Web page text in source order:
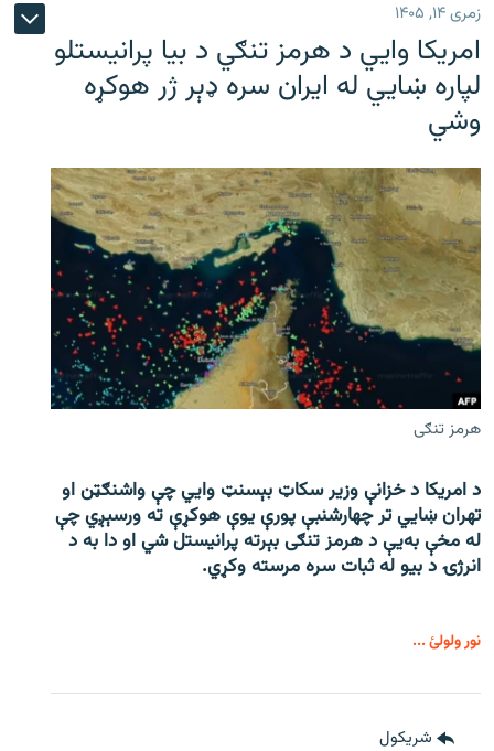
زمری ۱۴, ۱۴۰۵
امریکا وايي د هرمز تنګي د بیا پرانیستلو
لپاره ښایي له ایران سره ډېر ژر هوکړه
وشي
هرمز تنګی
د امریکا د خزانې وزیر سکاټ بېسنټ وایي چې واشنګټن او
تهران ښايي تر چهارشنبې پورې یوې هوکړې ته ورسېږي چې
له مخې به‌یې د هرمز تنګی بېرته پرانیستل شي او دا به د
انرژۍ د بیو له ثبات سره مرسته وکړي.
نور ولولئ ...
شريکول